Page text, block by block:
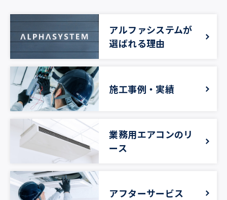
アルファシステムが
選ばれる理由
施工事例・実績
業務用エアコンのリ
ース
アフターサービス